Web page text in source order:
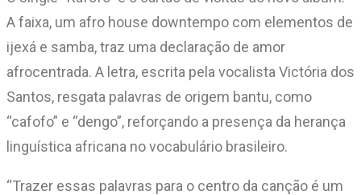
A faixa, um afro house downtempo com elementos de
ijexá e samba, traz uma declaração de amor
afrocentrada. A letra, escrita pela vocalista Victória dos
Santos, resgata palavras de origem bantu, como
“cafofo” e “dengo”, reforçando a presença da herança
linguística africana no vocabulário brasileiro.
“Trazer essas palavras para o centro da canção é um